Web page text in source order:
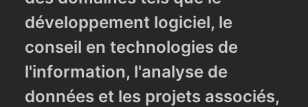
développement logiciel, le
conseil en technologies de
l'information, l'analyse de
données et les projets associés,